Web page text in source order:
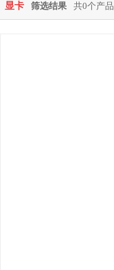
显卡 筛选结果 共0个产品